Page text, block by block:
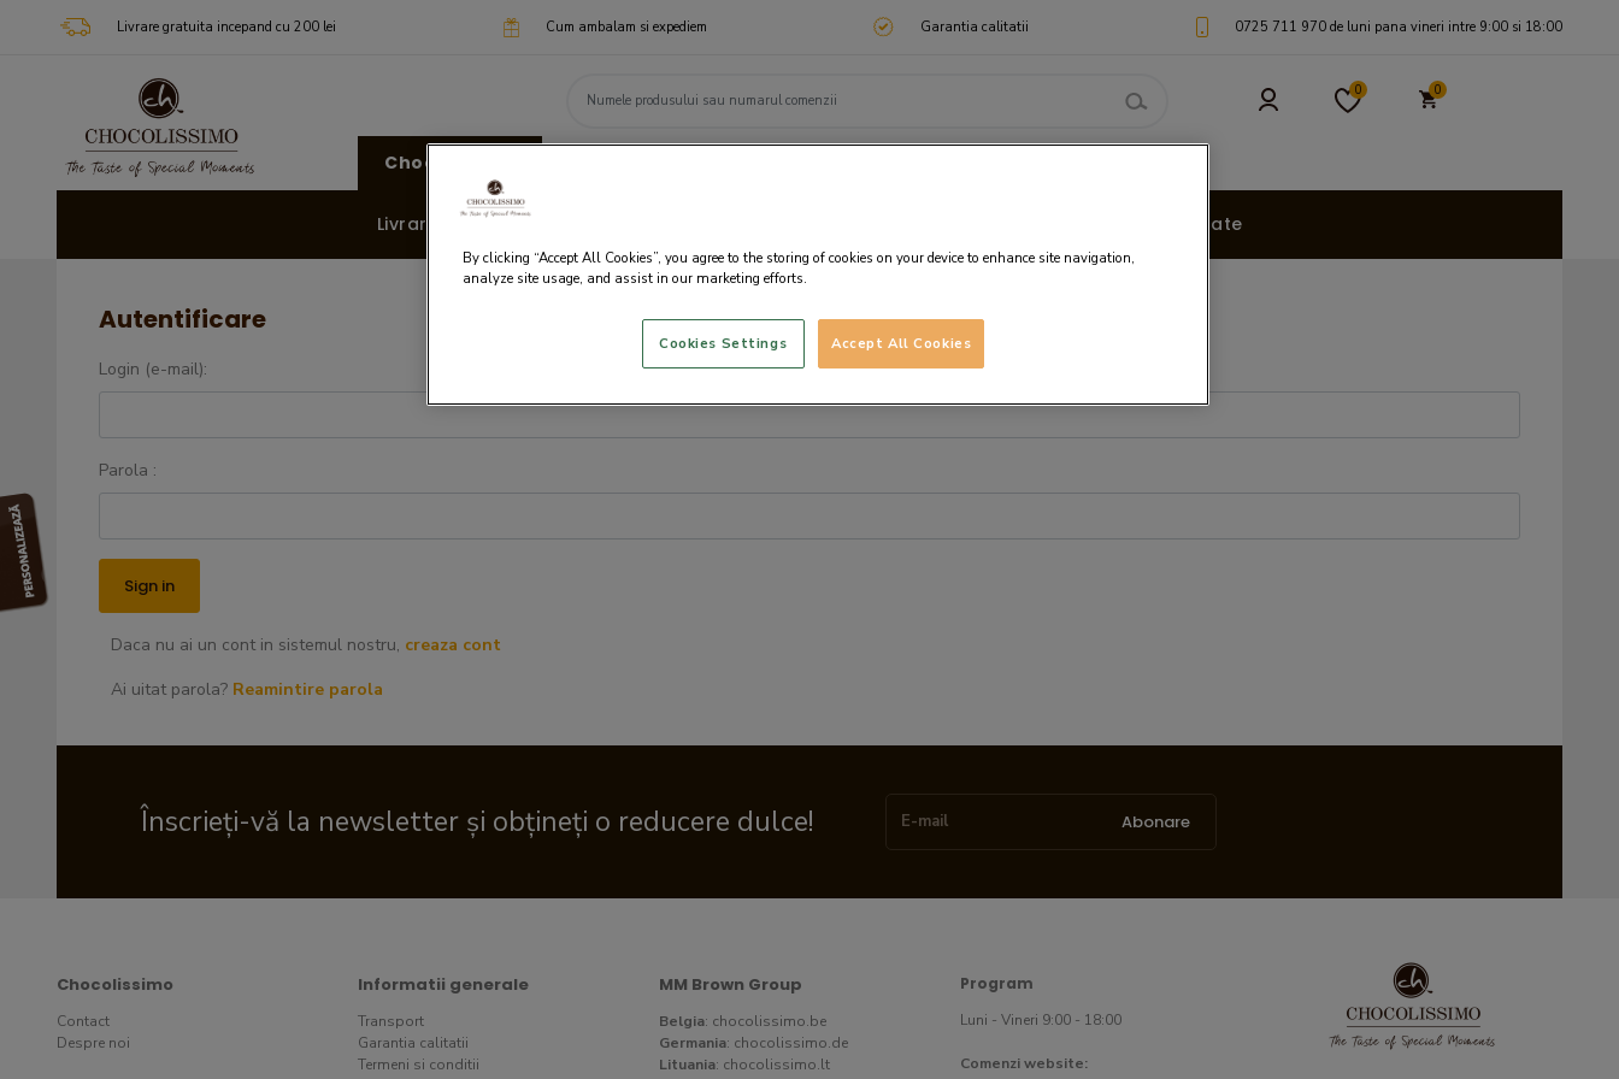
Livrare gratuita incepand cu 200 lei Cum ambalam si expediem Garantia calitatii 0725 711 970 de luni pana vineri intre 9:00 si 18:00
0 0
Chocolissimo
Livrare rapida 🚚 Cadouri Personalizate
Autentificare
Login (e-mail):
Parola :
Daca nu ai un cont in sistemul nostru, creaza cont
Ai uitat parola? Reamintire parola
Înscrieți-vă la newsletter și obțineți o reducere dulce! Abonare
Chocolissimo
Contact
Despre noi
Informatii generale
Transport
Garantia calitatii
Termeni si conditii
MM Brown Group
Belgia: chocolissimo.be
Germania: chocolissimo.de
Lituania: chocolissimo.lt
Program
Luni - Vineri 9:00 - 18:00
Comenzi website:
By clicking “Accept All Cookies”, you agree to the storing of cookies on your device to enhance site navigation,
analyze site usage, and assist in our marketing efforts.
Accept All Cookies
Cookies Settings